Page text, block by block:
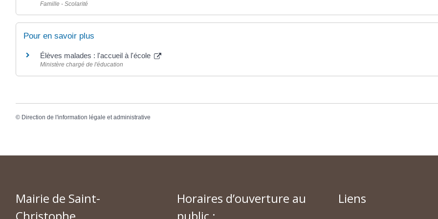
Famille - Scolarité
Pour en savoir plus
Élèves malades : l'accueil à l'école
Ministère chargé de l'éducation
© Direction de l'information légale et administrative
Mairie de Saint-
Horaires d’ouverture au
Liens